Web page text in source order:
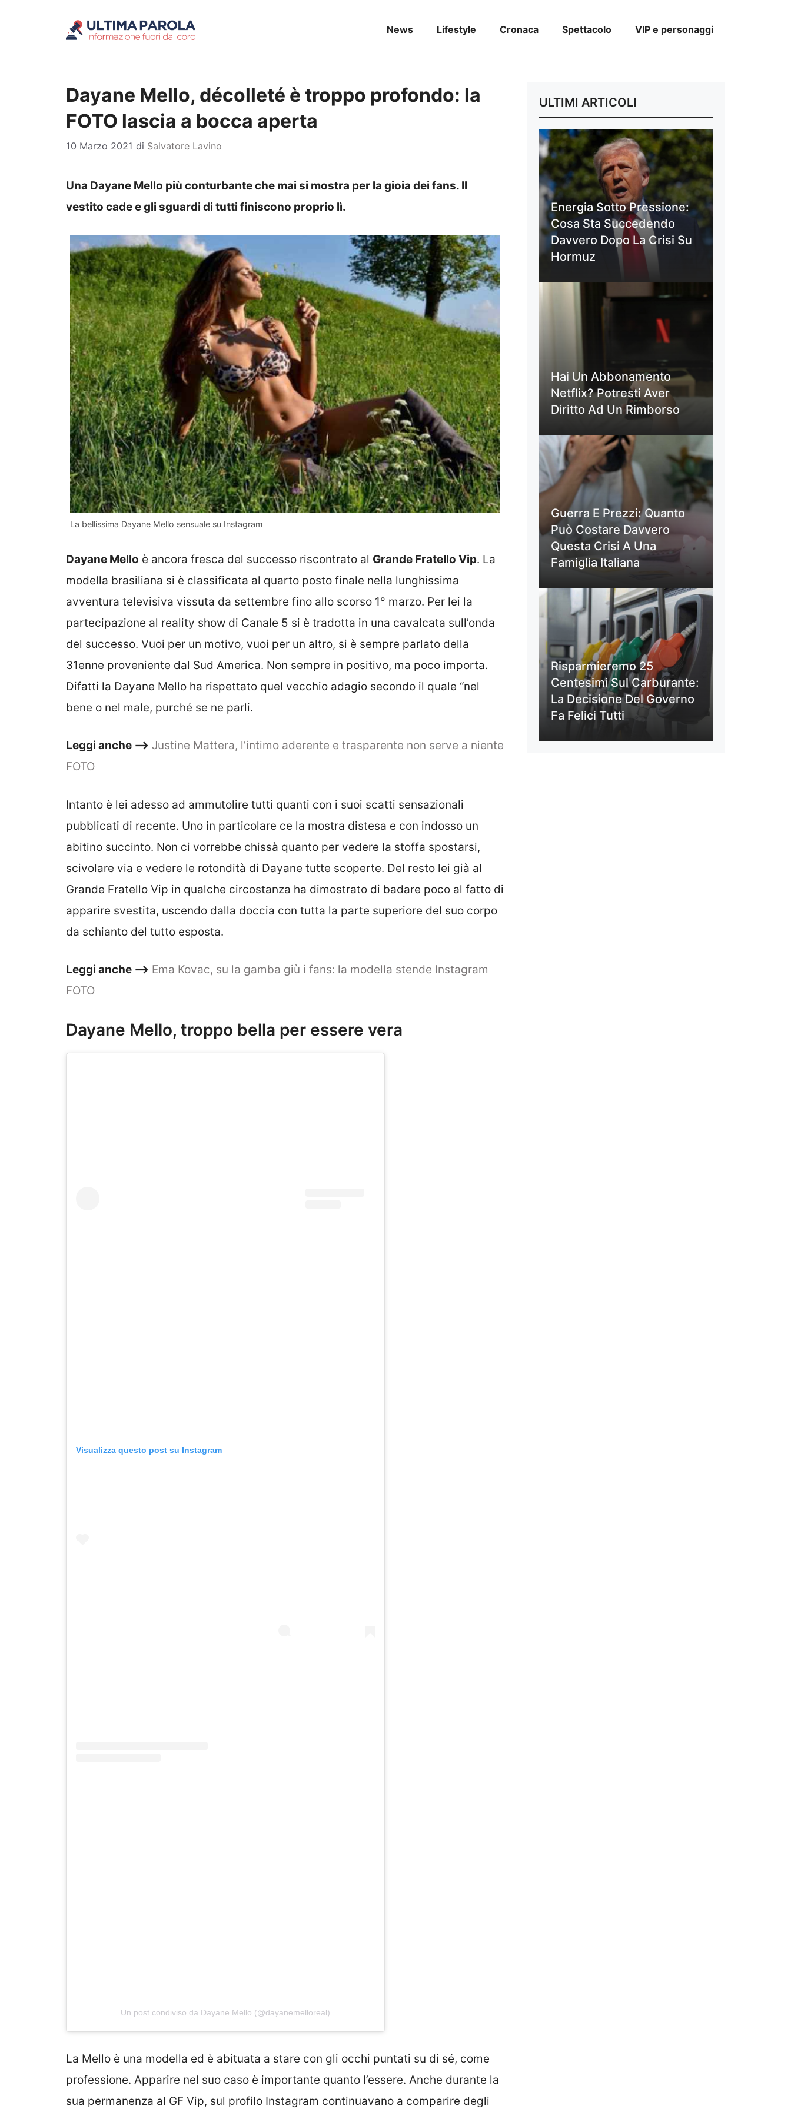
News Lifestyle Cronaca Spettacolo VIP e personaggi
Dayane Mello, décolleté è troppo profondo: la
FOTO lascia a bocca aperta
10 Marzo 2021 di Salvatore Lavino
Una Dayane Mello più conturbante che mai si mostra per la gioia dei fans. Il
vestito cade e gli sguardi di tutti finiscono proprio lì.
La bellissima Dayane Mello sensuale su Instagram
Dayane Mello è ancora fresca del successo riscontrato al Grande Fratello Vip. La
modella brasiliana si è classificata al quarto posto finale nella lunghissima
avventura televisiva vissuta da settembre fino allo scorso 1° marzo. Per lei la
partecipazione al reality show di Canale 5 si è tradotta in una cavalcata sull’onda
del successo. Vuoi per un motivo, vuoi per un altro, si è sempre parlato della
31enne proveniente dal Sud America. Non sempre in positivo, ma poco importa.
Difatti la Dayane Mello ha rispettato quel vecchio adagio secondo il quale “nel
bene o nel male, purché se ne parli.
Leggi anche –> Justine Mattera, l’intimo aderente e trasparente non serve a niente
FOTO
Intanto è lei adesso ad ammutolire tutti quanti con i suoi scatti sensazionali
pubblicati di recente. Uno in particolare ce la mostra distesa e con indosso un
abitino succinto. Non ci vorrebbe chissà quanto per vedere la stoffa spostarsi,
scivolare via e vedere le rotondità di Dayane tutte scoperte. Del resto lei già al
Grande Fratello Vip in qualche circostanza ha dimostrato di badare poco al fatto di
apparire svestita, uscendo dalla doccia con tutta la parte superiore del suo corpo
da schianto del tutto esposta.
Leggi anche –> Ema Kovac, su la gamba giù i fans: la modella stende Instagram
FOTO
Dayane Mello, troppo bella per essere vera
Visualizza questo post su Instagram
Un post condiviso da Dayane Mello (@dayanemelloreal)
La Mello è una modella ed è abituata a stare con gli occhi puntati su di sé, come
professione. Apparire nel suo caso è importante quanto l’essere. Anche durante la
sua permanenza al GF Vip, sul profilo Instagram continuavano a comparire degli
ULTIMI ARTICOLI
Energia Sotto Pressione:
Cosa Sta Succedendo
Davvero Dopo La Crisi Su
Hormuz
Hai Un Abbonamento
Netflix? Potresti Aver
Diritto Ad Un Rimborso
Guerra E Prezzi: Quanto
Può Costare Davvero
Questa Crisi A Una
Famiglia Italiana
Risparmieremo 25
Centesimi Sul Carburante:
La Decisione Del Governo
Fa Felici Tutti